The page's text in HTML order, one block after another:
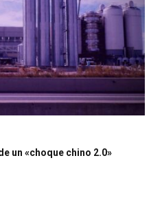
un «choque chino 2.0»